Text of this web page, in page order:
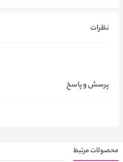
نظرات
پرسش و پاسخ
محصولات مرتبط